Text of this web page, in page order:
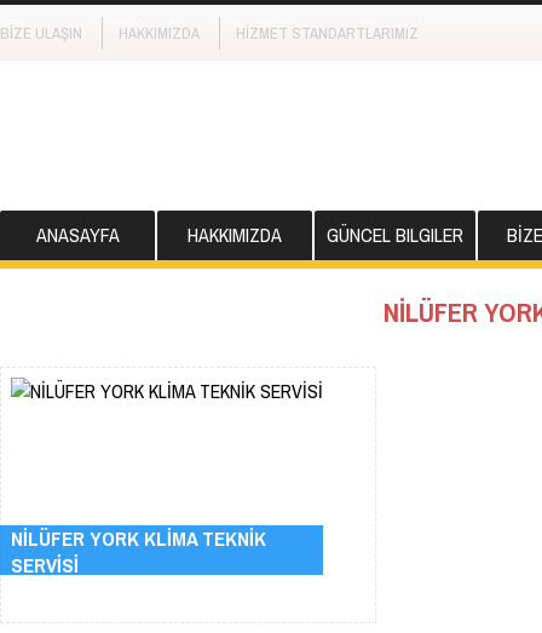
BİZE ULAŞIN HAKKIMIZDA HİZMET STANDARTLARIMIZ
ANASAYFA HAKKIMIZDA GÜNCEL BILGILER
NİLÜFER
NİLÜFER YORK KLİMA TEKNİK
SERVİSİ